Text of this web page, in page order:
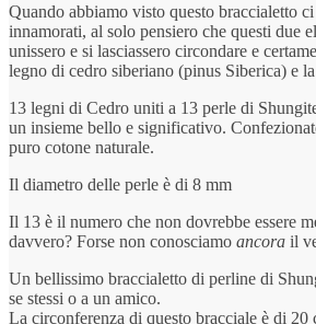
Quando abbiamo visto questo braccialetto
innamorati, al solo pensiero che questi due
unissero e si lasciassero circondare e
legno di cedro siberiano (pinus Siberica) e
13 legni di Cedro uniti a 13 perle di
un insieme bello e significativo.
puro cotone naturale.
Il diametro delle perle è di 8 mm
Il 13 è il numero che non dovrebbe essere
davvero? Forse non conosciamo ancora il
Un bellissimo braccialetto di perline di
se stessi o a un amico.
La circonferenza di questo bracciale è di 20